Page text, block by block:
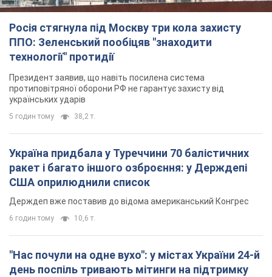
Росія стягнула під Москву три кола захисту
ППО: Зеленський пообіцяв "знаходити
технології" протидії
Президент заявив, що навіть посилена система
протиповітряної оборони РФ не гарантує захисту від
українських ударів
5 годин тому 38,2 т.
Україна придбала у Туреччини 70 балістичних
ракет і багато іншого озброєння: у Держдепі
США оприлюднили список
Держдеп вже поставив до відома американський Конгрес
6 годин тому 10,6 т.
"Нас почули на одне вухо": у містах України 24-й
день поспіль тривають мітинги на підтримку